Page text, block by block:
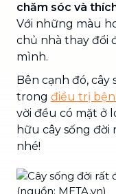
chăm sóc và
Với những màu
chủ nhà thay đổi
mình.
Bên cạnh đó, cây
trong điều trị
vời đều có mặt ở
hữu cây sống
nhé!